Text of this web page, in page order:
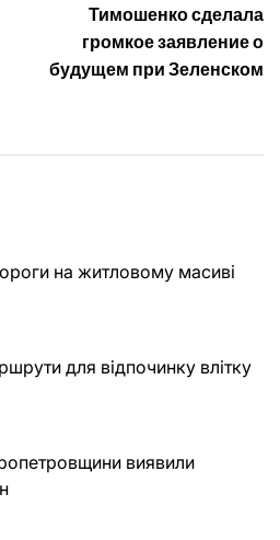
Тимошенко сделала
громкое заявление о
будущем при Зеленском
на житловому масиві
для відпочинку влітку
виявили